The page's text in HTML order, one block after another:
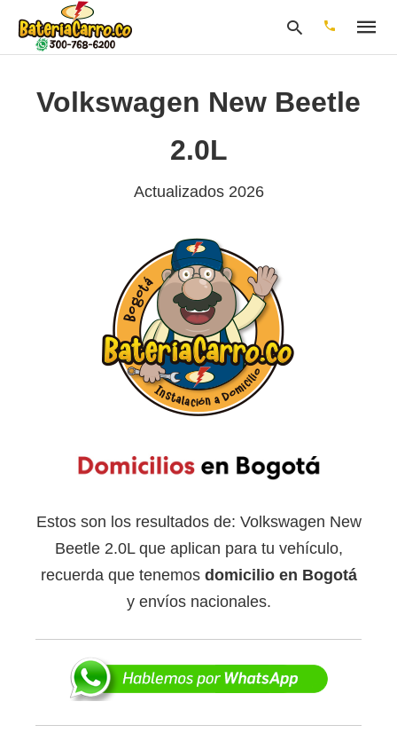
Volkswagen New Beetle
2.0L
Actualizados 2026
Estos son los resultados de: Volkswagen New
Beetle 2.0L que aplican para tu vehículo,
recuerda que tenemos domicilio en Bogotá
y envíos nacionales.